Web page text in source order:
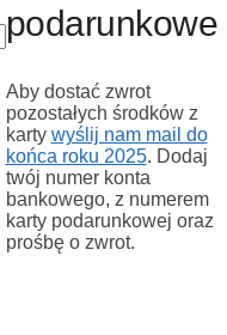
podarunkowe
Aby dostać zwrot
pozostałych środków z
karty wyślij nam mail do
końca roku 2025. Dodaj
twój numer konta
bankowego, z numerem
karty podarunkowej oraz
prośbę o zwrot.